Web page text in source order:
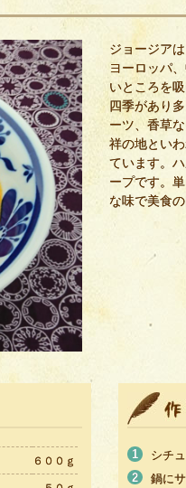
ジョージア
ヨーロッパ
いところを
四季があり
ーツ、香草
祥の地とい
ています。
ープです。
な味で美食
６００ｇ
シチ
鍋に